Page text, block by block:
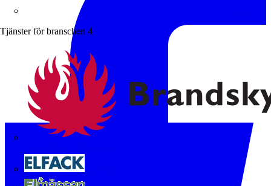
Tjänster för branschen 4